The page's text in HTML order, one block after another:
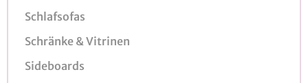
Schlafsofas
Schränke & Vitrinen
Sideboards